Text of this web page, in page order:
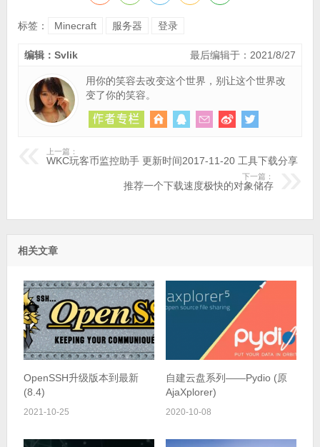
标签： Minecraft 服务器 登录
最后编辑于：2021/8/27
编辑：Svlik
用你的笑容去改变这个世界，别让这个世界改
变了你的笑容。
上一篇：
WKC玩客币监控助手 更新时间2017-11-20 工具下载分享
下一篇：
推荐一个下载速度极快的对象储存
相关文章
OpenSSH升级版本到最新
(8.4)
2021-10-25
自建云盘系列——Pydio (原
AjaXplorer)
2020-10-08